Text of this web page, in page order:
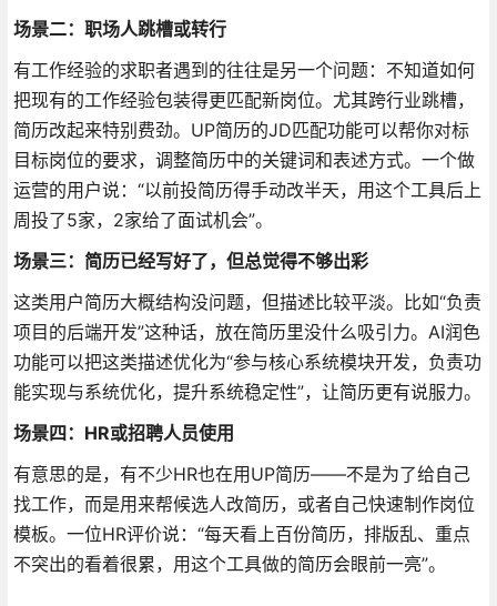
场景二：职场人跳槽或转行
有工作经验的求职者遇到的往往是另一个问题：不知道如何
把现有的工作经验包装得更匹配新岗位。尤其跨行业跳槽，
简历改起来特别费劲。UP简历的JD匹配功能可以帮你对标
目标岗位的要求，调整简历中的关键词和表述方式。一个做
运营的用户说：“以前投简历得手动改半天，用这个工具后上
周投了5家，2家给了面试机会”。
场景三：简历已经写好了，但总觉得不够出彩
这类用户简历大概结构没问题，但描述比较平淡。比如“负责
项目的后端开发”这种话，放在简历里没什么吸引力。AI润色
功能可以把这类描述优化为“参与核心系统模块开发，负责功
能实现与系统优化，提升系统稳定性”，让简历更有说服力。
场景四：HR或招聘人员使用
有意思的是，有不少HR也在用UP简历——不是为了给自己
找工作，而是用来帮候选人改简历，或者自己快速制作岗位
模板。一位HR评价说：“每天看上百份简历，排版乱、重点
不突出的看着很累，用这个工具做的简历会眼前一亮”。